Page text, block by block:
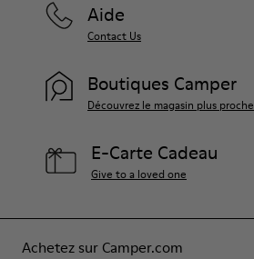
Achetez sur Camper.com
Aide
Contact Us
Boutiques Camper
Découvrez le magasin plus proche
E-Carte Cadeau
Give to a loved one